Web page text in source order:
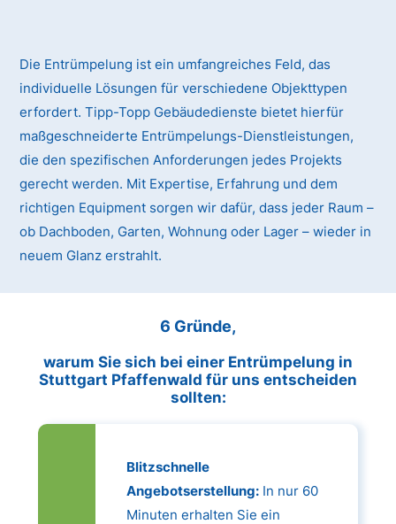
Die Entrümpelung ist ein umfangreiches Feld, das
individuelle Lösungen für verschiedene Objekttypen
erfordert. Tipp-Topp Gebäudedienste bietet hierfür
maßgeschneiderte Entrümpelungs-Dienstleistungen,
die den spezifischen Anforderungen jedes Projekts
gerecht werden. Mit Expertise, Erfahrung und dem
richtigen Equipment sorgen wir dafür, dass jeder Raum –
ob Dachboden, Garten, Wohnung oder Lager – wieder in
neuem Glanz erstrahlt.
6 Gründe,
warum Sie sich bei einer Entrümpelung in
Stuttgart Pfaffenwald für uns entscheiden
sollten:
Blitzschnelle
Angebotserstellung:In nur 60
Minuten erhalten Sie ein